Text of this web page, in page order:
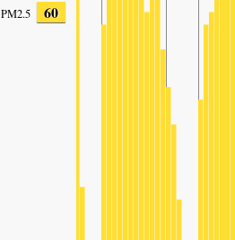
PM2.5 60